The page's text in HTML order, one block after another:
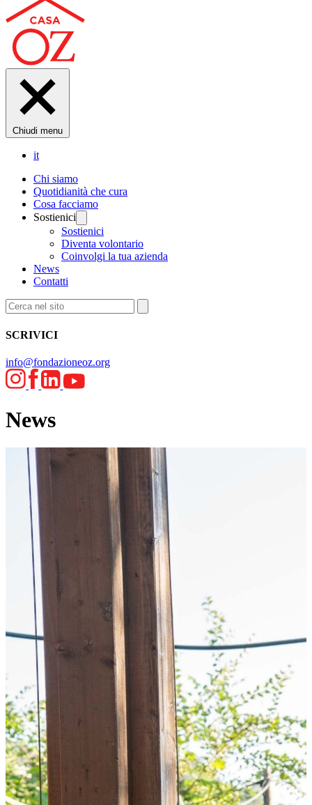
Chiudi menu
it
Chi siamo
Quotidianità che cura
Cosa facciamo
Sostienici
Sostienici
Diventa volontario
Coinvolgi la tua azienda
News
Contatti
SCRIVICI
info@fondazioneoz.org
News